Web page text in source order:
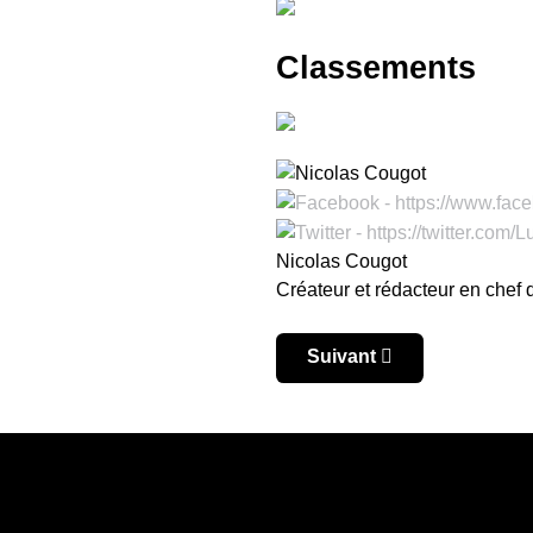
Classements
Nicolas Cougot
Créateur et rédacteur en chef
Article suivant : Ligue
Suivant